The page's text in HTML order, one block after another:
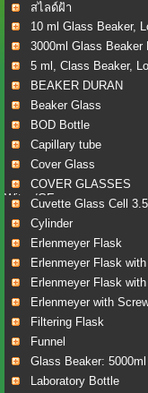
สไลด์ฝ้า
10 ml Glass Beaker,
3000ml Glass Beaker
5 ml, Class Beaker,
BEAKER DURAN
Beaker Glass
BOD Bottle
Capillary tube
Cover Glass
COVER GLASSES
Witeg/GE...
Cuvette Glass Cell
Cylinder
Erlenmeyer Flask
Erlenmeyer Flask
Erlenmeyer Flask
Erlenmeyer with
Filtering Flask
Funnel
Glass Beaker:
Laboratory Bottle